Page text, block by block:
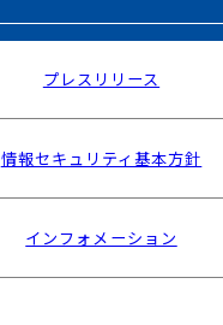
プレスリリース
情報セキュリティ基本方針
インフォメーション